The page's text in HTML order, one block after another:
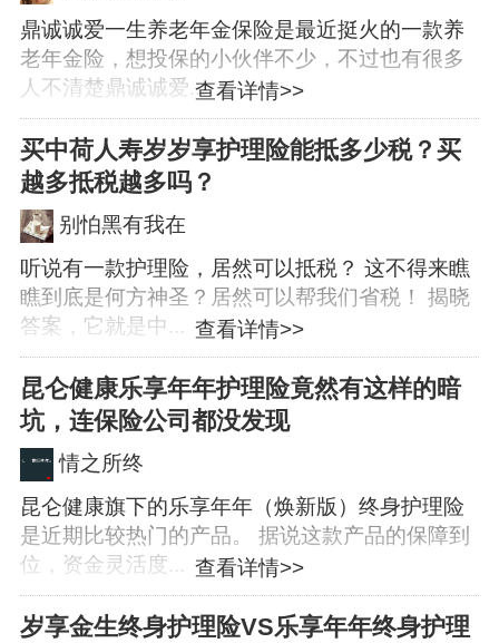
查看详情>>
鼎诚诚爱一生养老年金保险是最近挺火的一款养
老年金险，想投保的小伙伴不少，不过也有很多
人不清楚鼎诚诚爱...
买中荷人寿岁岁享护理险能抵多少税？买
越多抵税越多吗？
别怕黑有我在
查看详情>>
听说有一款护理险，居然可以抵税？ 这不得来瞧
瞧到底是何方神圣？居然可以帮我们省税！ 揭晓
答案，它就是中...
昆仑健康乐享年年护理险竟然有这样的暗
坑，连保险公司都没发现
情之所终
查看详情>>
昆仑健康旗下的乐享年年（焕新版）终身护理险
是近期比较热门的产品。 据说这款产品的保障到
位，资金灵活度...
岁享金生终身护理险VS乐享年年终身护理